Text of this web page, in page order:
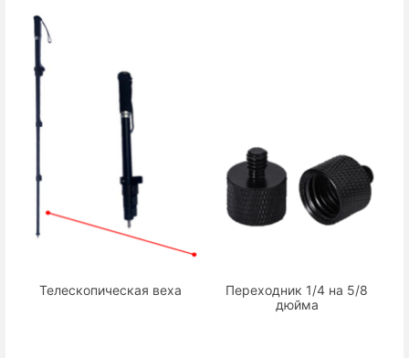
Телескопическая веха
Переходник 1/4 на 5/8
дюйма